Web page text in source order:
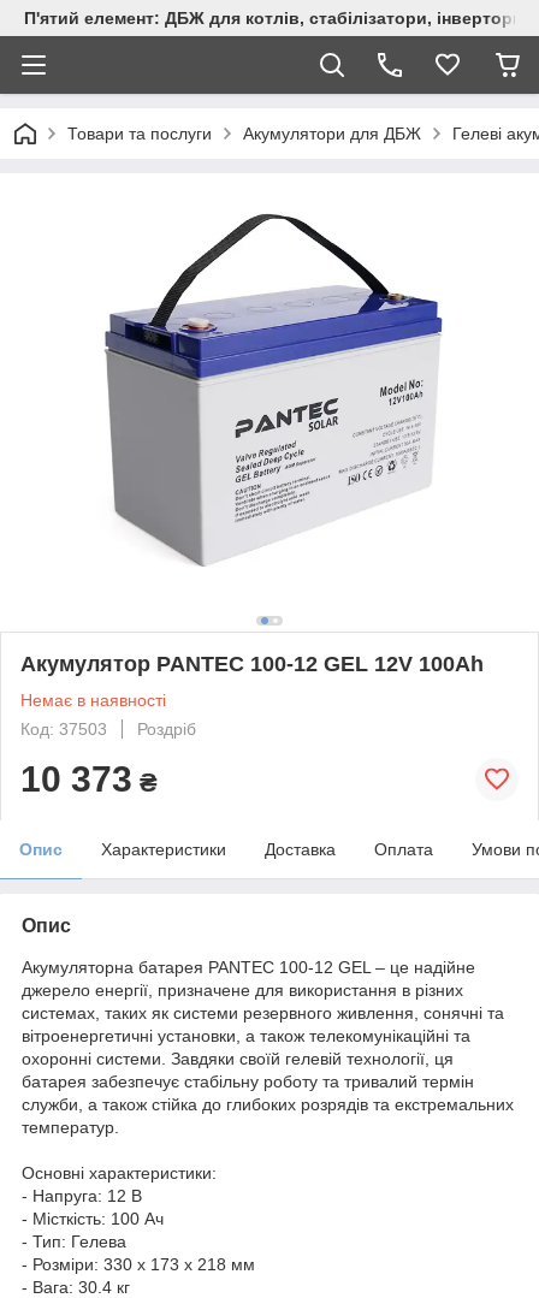
П'ятий елемент: ДБЖ для котлів, стабілізатори, інвертори,
Товари та послуги Акумулятори для ДБЖ Гелеві
Акумулятор PANTEC 100-12 GEL 12V 100Ah
Немає в наявності
Код: 37503
Роздріб
10 373 ₴
Опис Характеристики Доставка Оплата Умови
Опис
Акумуляторна батарея PANTEC 100-12 GEL – це надійне
джерело енергії, призначене для використання в різних
системах, таких як системи резервного живлення, сонячні та
вітроенергетичні установки, а також телекомунікаційні та
охоронні системи. Завдяки своїй гелевій технології, ця
батарея забезпечує стабільну роботу та тривалий термін
служби, а також стійка до глибоких розрядів та екстремальних
температур.
Основні характеристики:
- Напруга: 12 В
- Місткість: 100 Ач
- Тип: Гелева
- Розміри: 330 x 173 x 218 мм
- Вага: 30.4 кг